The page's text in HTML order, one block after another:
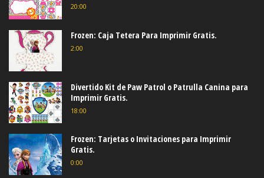
20:00
Frozen: Caja Tetera Para Imprimir Gratis.
2:00
Divertido Kit de Paw Patrol o Patrulla Canina para
Imprimir Gratis.
18:00
Frozen: Tarjetas o Invitaciones para Imprimir
Gratis.
0:00